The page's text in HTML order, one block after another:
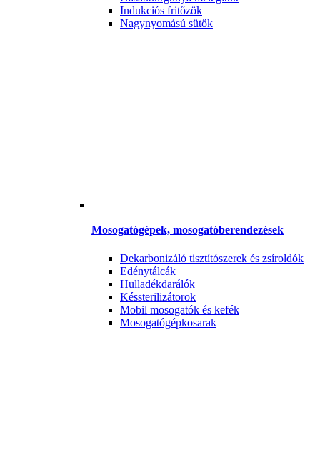
Indukciós fritőzök
Nagynyomású sütők
Mosogatógépek, mosogatóberendezések
Dekarbonizáló tisztítószerek és zsíroldók
Edénytálcák
Hulladékdarálók
Késsterilizátorok
Mobil mosogatók és kefék
Mosogatógépkosarak